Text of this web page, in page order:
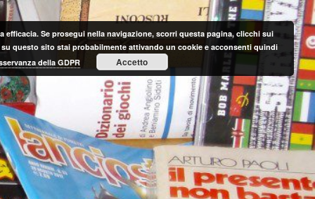
Se prosegui nella navigazione, scorri questa pagina, clicchi sui
questo sito stai probabilmente attivando un cookie e acconsenti quindi
della GDPR Accetto